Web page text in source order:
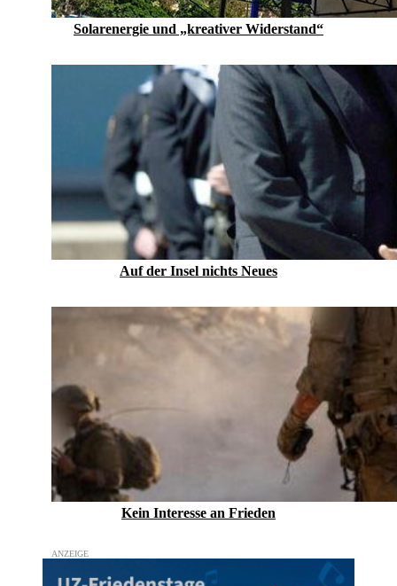
Solarenergie und „kreativer Widerstand“
Auf der Insel nichts Neues
Kein Inte­resse an Frieden